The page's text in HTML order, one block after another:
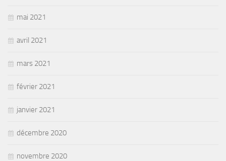
mai 2021
avril 2021
mars 2021
février 2021
janvier 2021
décembre 2020
novembre 2020